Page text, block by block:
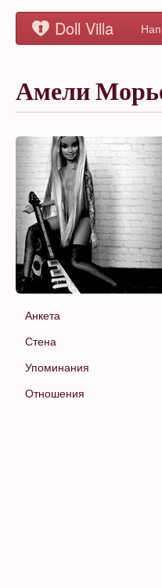
Doll Villa
Амели
Анкета
Стена
Упоминания
Отношения